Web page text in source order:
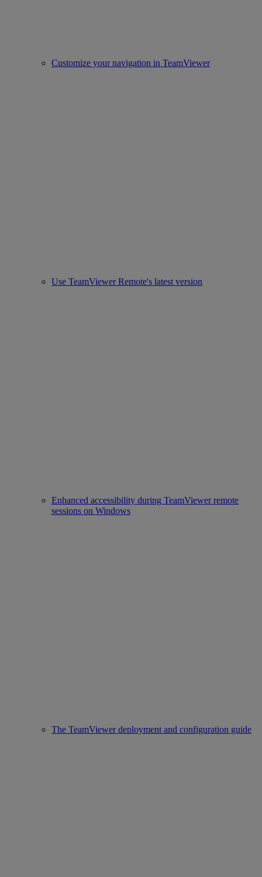
Customize your navigation in TeamViewer
Use TeamViewer Remote's latest version
Enhanced accessibility during TeamViewer remote
sessions on Windows
The TeamViewer deployment and configuration guide